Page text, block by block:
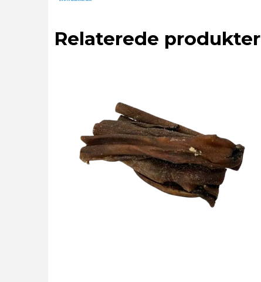
Relaterede produkter